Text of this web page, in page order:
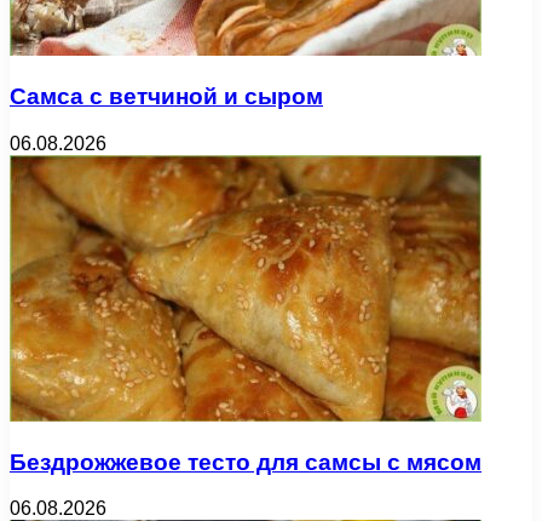
Самса с ветчиной и сыром
06.08.2026
Бездрожжевое тесто для самсы с мясом
06.08.2026